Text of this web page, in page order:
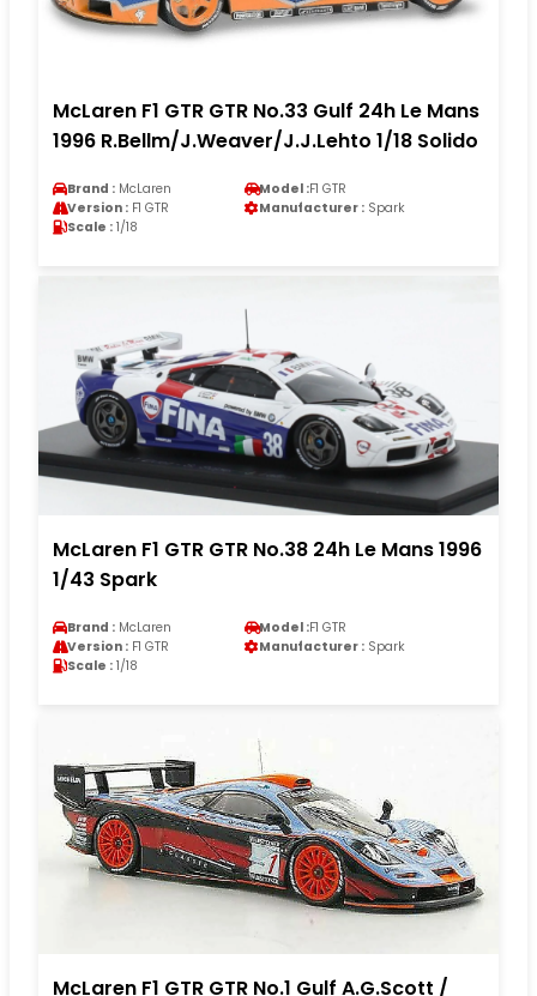
McLaren F1 GTR GTR No.33 Gulf 24h Le Mans
1996 R.Bellm/J.Weaver/J.J.Lehto 1/18 Solido
Brand : McLaren Model :F1 GTR
Version : F1 GTR Manufacturer : Spark
Scale : 1/18
McLaren F1 GTR GTR No.38 24h Le Mans 1996
1/43 Spark
Brand : McLaren Model :F1 GTR
Version : F1 GTR Manufacturer : Spark
Scale : 1/18
McLaren F1 GTR GTR No.1 Gulf A.G.Scott /